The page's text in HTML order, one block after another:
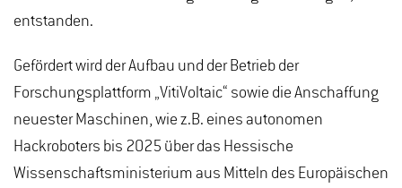
entstanden.
Gefördert wird der Aufbau und der Betrieb der
Forschungsplattform „VitiVoltaic“ sowie die Anschaffung
neuester Maschinen, wie z.B. eines autonomen
Hackroboters bis 2025 über das Hessische
Wissenschaftsministerium aus Mitteln des Europäischen